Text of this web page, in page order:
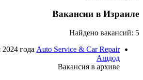
Вакансии в Израиле
Найдено вакансий: 5
года Auto Service & Car Repair
Ашдод
Вакансия в архиве